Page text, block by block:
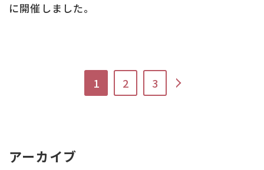
に開催しました。
1 2 3 >
アーカイブ